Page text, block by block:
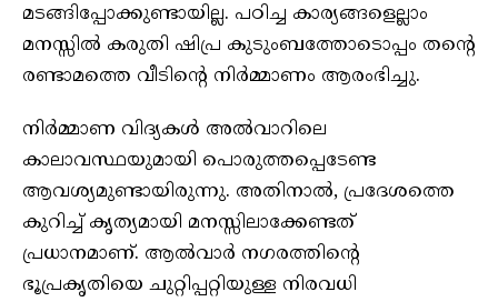
മടങ്ങിപ്പോക്കുണ്ടായില്ല. പഠിച്ച കാര്യങ്ങളെല്ലാം
മനസ്സിൽ കരുതി ഷിപ്ര കുടുംബത്തോടൊപ്പം തൻ്റെ
രണ്ടാമത്തെ വീടിൻ്റെ നിർമ്മാണം ആരംഭിച്ചു.
നിർമ്മാണ വിദ്യകൾ അൽവാറിലെ
കാലാവസ്ഥയുമായി പൊരുത്തപ്പെടേണ്ട
ആവശ്യമുണ്ടായിരുന്നു. അതിനാൽ, പ്രദേശത്തെ
കുറിച്ച് കൃത്യമായി മനസ്സിലാക്കേണ്ടത്
പ്രധാനമാണ്. ആൽവാർ നഗരത്തിൻ്റെ
ഭൂപ്രകൃതിയെ ചുറ്റിപ്പറ്റിയുള്ള നിരവധി